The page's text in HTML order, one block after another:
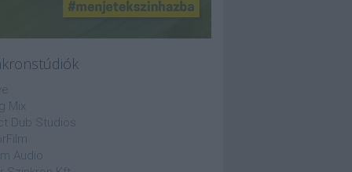
Mix
Dub Studios
Audio